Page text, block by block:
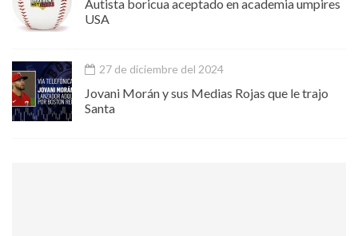
Autista boricua aceptado en academia umpires
USA
27 de diciembre del 2024
Jovani Morán y sus Medias Rojas que le trajo
Santa